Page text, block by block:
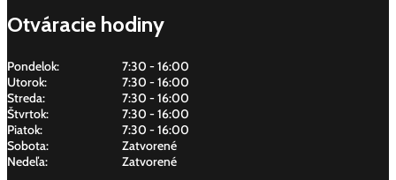
Otváracie hodiny
Pondelok:
7:30 - 16:00
Utorok:
7:30 - 16:00
Streda:
7:30 - 16:00
Štvrtok:
7:30 - 16:00
Piatok:
7:30 - 16:00
Sobota:
Zatvorené
Nedeľa:
Zatvorené